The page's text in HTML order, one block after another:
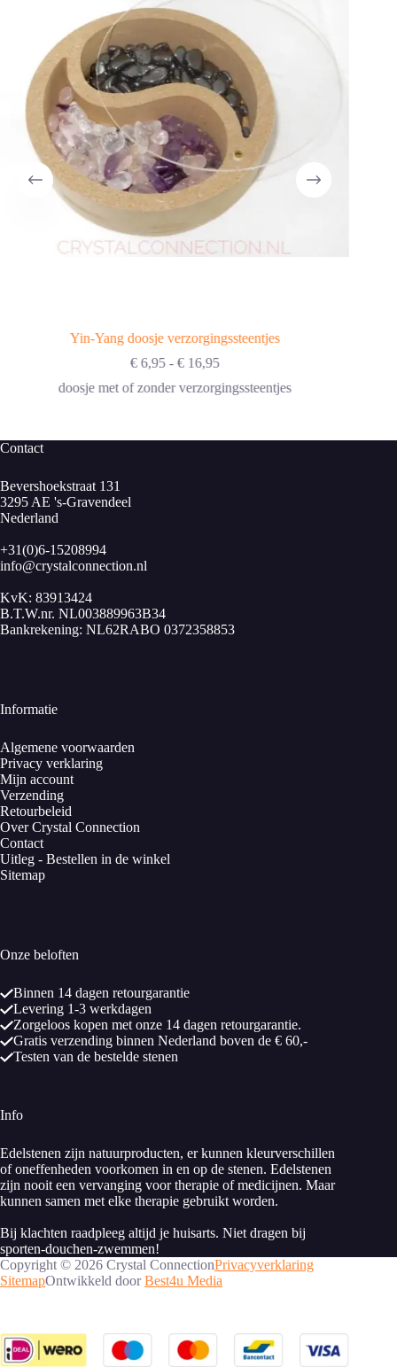
Yin-Yang doosje verzorgingssteentjes
€6,95 - €16,95Prijsklasse:
tot
doosje met of zonder verzorgingssteentjes
Contact
Bevershoekstraat 131
3295 AE 's-Gravendeel
Nederland
+31(0)6-15208994
info@crystalconnection.nl
KvK: 83913424
B.T.W.nr. NL003889963B34
Bankrekening: NL62RABO 0372358853
Informatie
Algemene voorwaarden
Privacy verklaring
Mijn account
Verzending
Retourbeleid
Over Crystal Connection
Contact
Uitleg - Bestellen in de winkel
Sitemap
Onze beloften
Binnen 14 dagen retourgarantie
Levering 1-3 werkdagen
Zorgeloos kopen met onze 14 dagen retourgarantie.
Gratis verzending binnen Nederland boven de € 60,-
Testen van de bestelde stenen
Info
Edelstenen zijn natuurproducten, er kunnen kleurverschillen
of oneffenheden voorkomen in en op de stenen. Edelstenen
zijn nooit een vervanging voor therapie of medicijnen. Maar
kunnen samen met elke therapie gebruikt worden.
Bij klachten raadpleeg altijd je huisarts. Niet dragen bij
sporten-douchen-zwemmen!
Copyright © 2026 Crystal ConnectionPrivacyverklaring
SitemapOntwikkeld doorBest4u Media